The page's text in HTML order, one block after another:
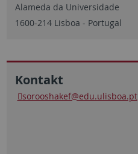
Alameda da Universidade
1600-214 Lisboa - Portugal
Kontakt
sorooshakef@edu.ulisboa.pt